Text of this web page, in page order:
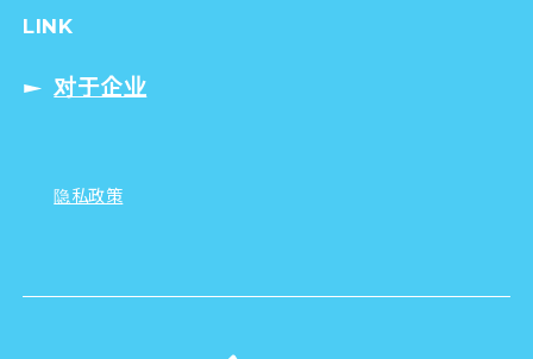
LINK
对于企业
隐私政策